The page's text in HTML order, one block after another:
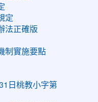
定
法正確版
制實施要點
日桃教小字第